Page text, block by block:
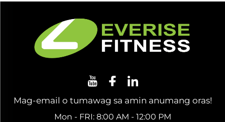
Mag-email o tumawag sa amin anumang oras!
Mon - FRI: 8:00 AM - 12:00 PM